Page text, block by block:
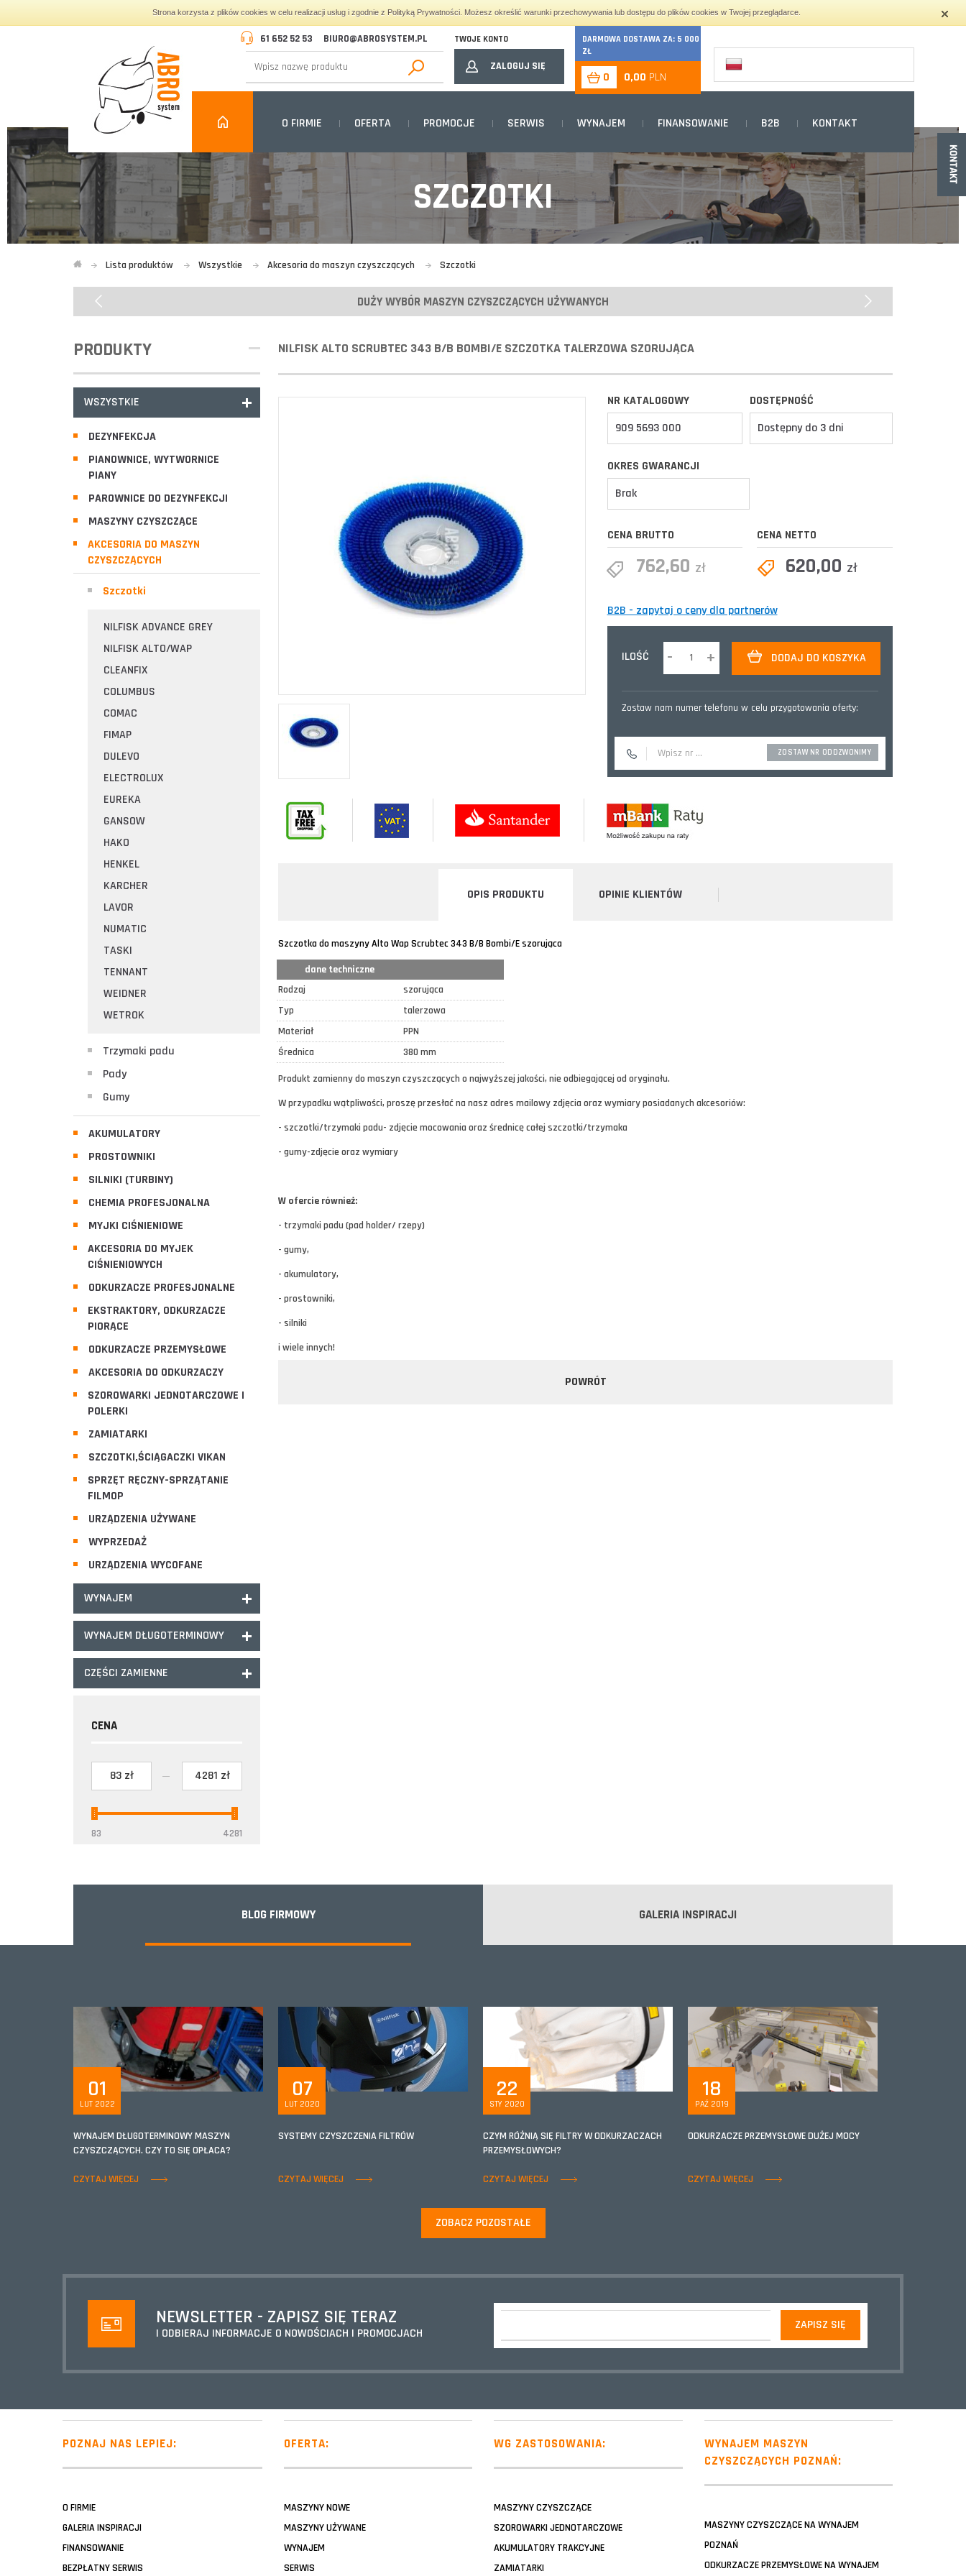
Strona korzysta z plików cookies w celu realizacji usług i zgodnie z Polityką Prywatności. Możesz określić warunki przechowywania lub dostępu do plików cookies w Twojej przeglądarce.
61 652 52 53 BIURO@ABROSYSTEM.PL TWOJE KONTO
ZALOGUJ SIĘ
DARMOWA DOSTAWA ZA: 5 000
ZŁ
0 0,00 PLN
O FIRMIE OFERTA PROMOCJE SERWIS WYNAJEM FINANSOWANIE B2B KONTAKT
SZCZOTKI
Lista produktów Wszystkie Akcesoria do maszyn czyszczących Szczotki
DUŻY WYBÓR MASZYN CZYSZCZĄCYCH UŻYWANYCH
PRODUKTY
WSZYSTKIE
DEZYNFEKCJA
PIANOWNICE, WYTWORNICE
PIANY
PAROWNICE DO DEZYNFEKCJI
MASZYNY CZYSZCZĄCE
AKCESORIA DO MASZYN
CZYSZCZĄCYCH
Szczotki
NILFISK ADVANCE GREY
NILFISK ALTO/WAP
CLEANFIX
COLUMBUS
COMAC
FIMAP
DULEVO
ELECTROLUX
EUREKA
GANSOW
HAKO
HENKEL
KARCHER
LAVOR
NUMATIC
TASKI
TENNANT
WEIDNER
WETROK
Trzymaki padu
Pady
Gumy
AKUMULATORY
PROSTOWNIKI
SILNIKI (TURBINY)
CHEMIA PROFESJONALNA
MYJKI CIŚNIENIOWE
AKCESORIA DO MYJEK
CIŚNIENIOWYCH
ODKURZACZE PROFESJONALNE
EKSTRAKTORY, ODKURZACZE
PIORĄCE
ODKURZACZE PRZEMYSŁOWE
AKCESORIA DO ODKURZACZY
SZOROWARKI JEDNOTARCZOWE I
POLERKI
ZAMIATARKI
SZCZOTKI,ŚCIĄGACZKI VIKAN
SPRZĘT RĘCZNY-SPRZĄTANIE
FILMOP
URZĄDZENIA UŻYWANE
WYPRZEDAŻ
URZĄDZENIA WYCOFANE
WYNAJEM
WYNAJEM DŁUGOTERMINOWY
CZĘŚCI ZAMIENNE
CENA
NILFISK ALTO SCRUBTEC 343 B/B BOMBI/E SZCZOTKA TALERZOWA SZORUJĄCA
NR KATALOGOWY
909 5693 000
DOSTĘPNOŚĆ
Dostępny do 3 dni
OKRES GWARANCJI
Brak
CENA BRUTTO
762,60 zł
CENA NETTO
620,00 zł
B2B - zapytaj o ceny dla partnerów
ILOŚĆ - + DODAJ DO KOSZYKA
Zostaw nam numer telefonu w celu przygotowania oferty:
OPIS PRODUKTU OPINIE KLIENTÓW
Szczotka do maszyny Alto Wap Scrubtec 343 B/B Bombi/E szorująca
dane techniczne
Rodzaj
szorująca
Typ
talerzowa
Materiał
PPN
Średnica 380 mm
Produkt zamienny do maszyn czyszczących o najwyższej jakości, nie odbiegającej od oryginału.
W przypadku wątpliwości, proszę przesłać na nasz adres mailowy zdjęcia oraz wymiary posiadanych akcesoriów:
- szczotki/trzymaki padu- zdjęcie mocowania oraz średnicę całej szczotki/trzymaka
- gumy-zdjęcie oraz wymiary
W ofercie również:
- trzymaki padu (pad holder/ rzepy)
- gumy,
- akumulatory,
- prostowniki,
- silniki
i wiele innych!
POWRÓT
BLOG FIRMOWY GALERIA INSPIRACJI
01
LUT 2022
WYNAJEM DŁUGOTERMINOWY MASZYN
CZYSZCZĄCYCH. CZY TO SIĘ OPŁACA?
CZYTAJ WIĘCEJ
07
LUT 2020
SYSTEMY CZYSZCZENIA FILTRÓW
CZYTAJ WIĘCEJ
22
STY 2020
CZYM RÓŻNIĄ SIĘ FILTRY W ODKURZACZACH
PRZEMYSŁOWYCH?
CZYTAJ WIĘCEJ
18
PAŹ 2019
ODKURZACZE PRZEMYSŁOWE DUŻEJ MOCY
CZYTAJ WIĘCEJ
ZOBACZ POZOSTAŁE
NEWSLETTER - ZAPISZ SIĘ TERAZ
I ODBIERAJ INFORMACJE O NOWOŚCIACH I PROMOCJACH
POZNAJ NAS LEPIEJ:
O FIRMIE
GALERIA INSPIRACJI
FINANSOWANIE
BEZPŁATNY SERWIS
OFERTA:
MASZYNY NOWE
MASZYNY UŻYWANE
WYNAJEM
SERWIS
WG ZASTOSOWANIA:
MASZYNY CZYSZCZĄCE
SZOROWARKI JEDNOTARCZOWE
AKUMULATORY TRAKCYJNE
ZAMIATARKI
WYNAJEM MASZYN
CZYSZCZĄCYCH POZNAŃ:
MASZYNY CZYSZCZĄCE NA WYNAJEM
POZNAŃ
ODKURZACZE PRZEMYSŁOWE NA WYNAJEM